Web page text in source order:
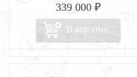
339 000 ₽
В корзину